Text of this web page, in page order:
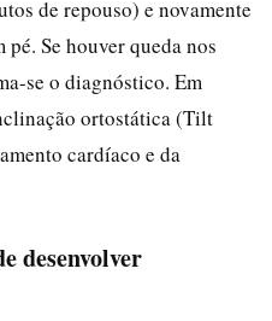
de repouso) e novamente
Se houver queda nos
se o diagnóstico. Em
ortostática (Tilt
cardíaco e da
desenvolver